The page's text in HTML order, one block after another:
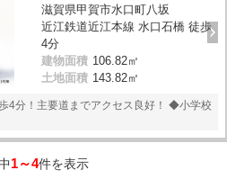
滋賀県甲賀市水口町八坂
近江鉄道近江本線 水口石橋 徒歩
4分
建物面積 106.82㎡
土地面積 143.82㎡
4分！主要道までアクセス良好！ ◆小学校
1～4件を表示